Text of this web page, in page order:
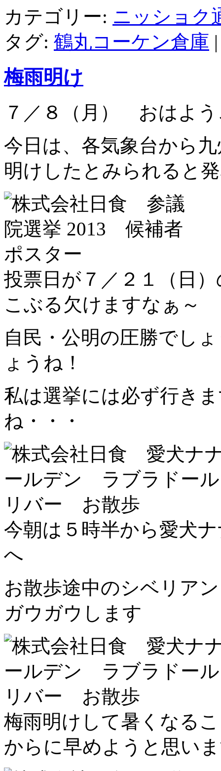
カテゴリー: ニッショク
タグ: 鶴丸コーケン倉庫
梅雨明け
７／８（月） おはよ
今日は、各気象台から
明けしたとみられると
投票日が７／２１（
こぶる欠けますなぁ～
自民・公明の圧勝でし
ょうね！
私は選挙には必ず行
ね・・・
今朝は５時半から愛犬
へ
お散歩途中のシベリア
ガウガウします
梅雨明けして暑くな
からに早めようと思い